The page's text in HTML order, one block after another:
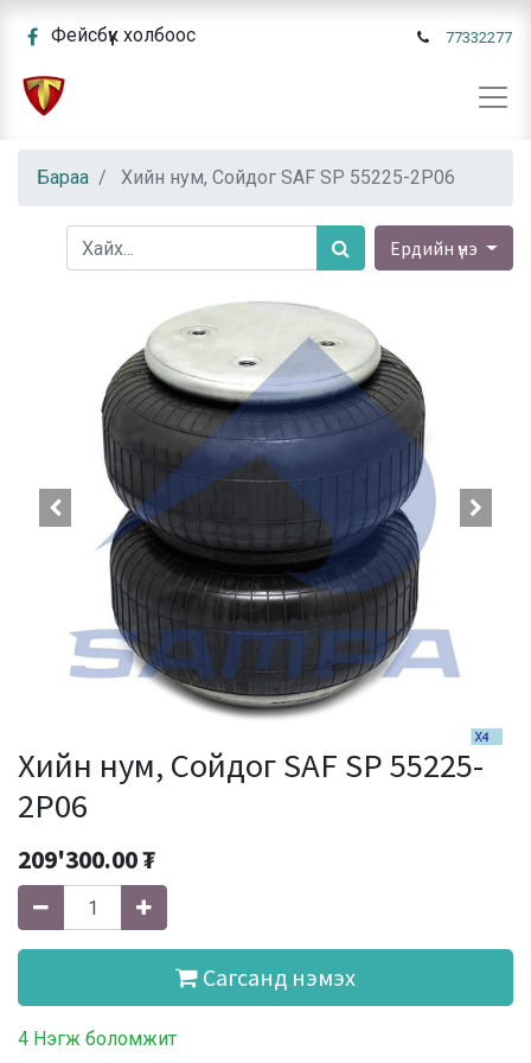
Фейсбүүк холбоос 77332277
Бараа Хийн нум, Сойдог SAF SP 55225-2P06
Ердийн үнэ
Хийн нум, Сойдог SAF SP 55225-
2P06
209'300.00₮
Сагсанд нэмэх
4 Нэгж боломжит